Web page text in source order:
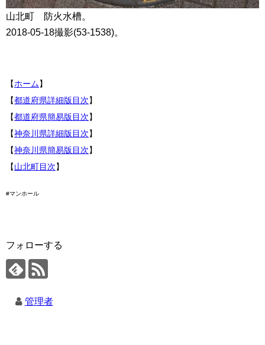
山北町 防火水槽。
2018-05-18撮影(53-1538)。
【ホーム】
【都道府県詳細版目次】
【都道府県簡易版目次】
【神奈川県詳細版目次】
【神奈川県簡易版目次】
【山北町目次】
#マンホール
フォローする
管理者